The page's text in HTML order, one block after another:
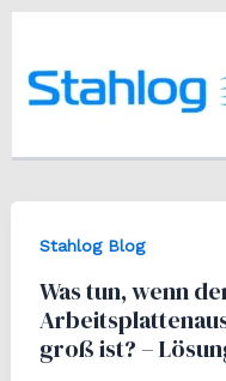
Zum
springen
Stahlog Blog
Was tun, wenn
groß ist? –